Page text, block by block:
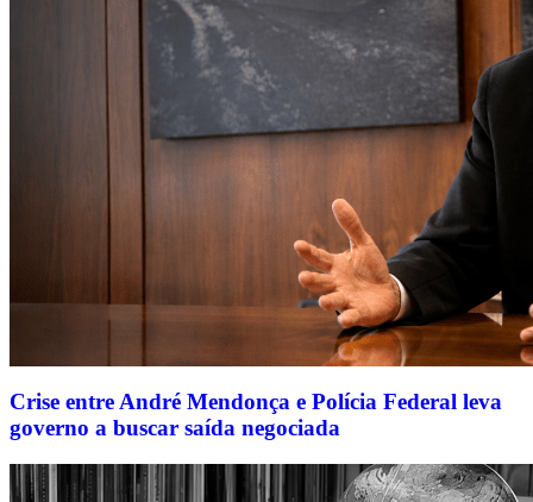
Crise entre André Mendonça e Polícia Federal leva
governo a buscar saída negociada